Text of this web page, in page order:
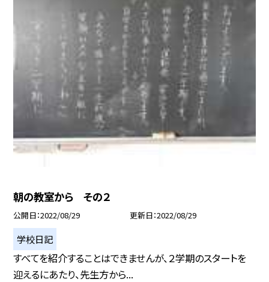
朝の教室から その２
公開日 2022/08/29 更新日 2022/08/29
学校日記
すべてを紹介することはできませんが、２学期のスタートを
迎えるにあたり、先生方から...